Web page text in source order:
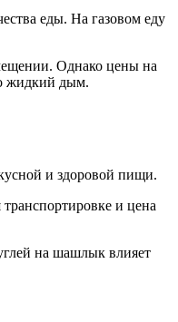
еды. На газовом еду
Однако цены на
жидкий дым.
и здоровой пищи.
и цена
на шашлык влияет